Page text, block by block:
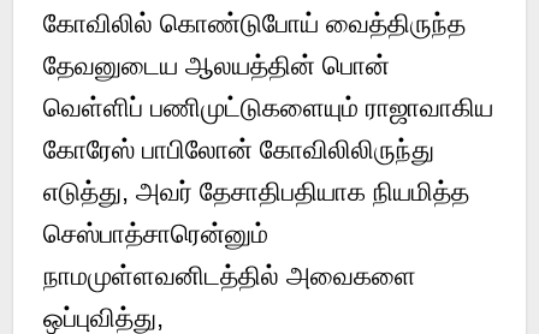
கோவிலில் கொண்டுபோய் வைத்திருந்த
தேவனுடைய ஆலயத்தின் பொன்
வெள்ளிப் பணிமுட்டுகளையும் ராஜாவாகிய
கோரேஸ் பாபிலோன் கோவிலிலிருந்து
எடுத்து, அவர் தேசாதிபதியாக நியமித்த
செஸ்பாத்சாரென்னும்
நாமமுள்ளவனிடத்தில் அவைகளை
ஒப்புவித்து,